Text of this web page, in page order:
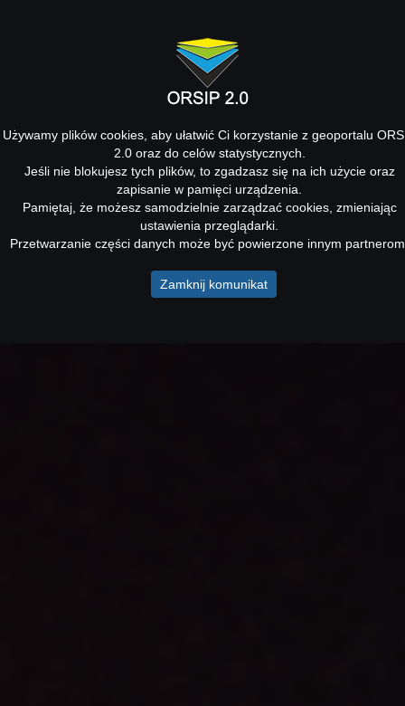
Używamy plików cookies, aby ułatwić Ci korzystanie z geoportalu
2.0 oraz do celów statystycznych.
Jeśli nie blokujesz tych plików, to zgadzasz się na ich użycie oraz
zapisanie w pamięci urządzenia.
Pamiętaj, że możesz samodzielnie zarządzać cookies, zmieniając
ustawienia przeglądarki.
Przetwarzanie części danych może być powierzone innym
Zamknij komunikat